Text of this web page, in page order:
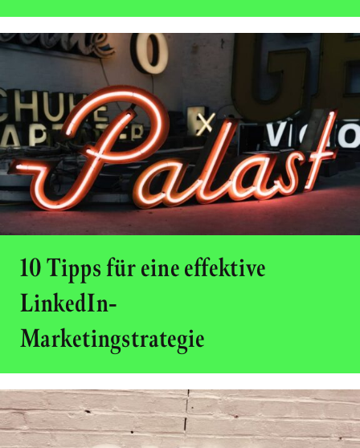
10 Tipps für eine effektive
LinkedIn-
Marketingstrategie